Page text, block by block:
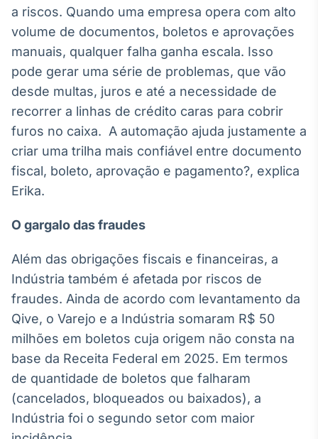
Broadcast
Conteúdos e
dados para
displays e telas
Broadcast
Curadoria
Curadoria de
conteúdos
Soluções de
Tecnologia
Radar
Monitoramento
notícias e
conteúdos
Broadcast
Fundos
A melhor
plataforma para
de investimento
a riscos. Quando uma empresa opera com alto
volume de documentos, boletos e aprovações
manuais, qualquer falha ganha escala. Isso
pode gerar uma série de problemas, que vão
desde multas, juros e até a necessidade de
recorrer a linhas de crédito caras para cobrir
furos no caixa. A automação ajuda justamente a
criar uma trilha mais confiável entre documento
fiscal, boleto, aprovação e pagamento?, explica
Erika.
O gargalo das fraudes
Além das obrigações fiscais e financeiras, a
Indústria também é afetada por riscos de
fraudes. Ainda de acordo com levantamento da
Qive, o Varejo e a Indústria somaram R$ 50
milhões em boletos cuja origem não consta na
base da Receita Federal em 2025. Em termos
de quantidade de boletos que falharam
(cancelados, bloqueados ou baixados), a
Indústria foi o segundo setor com maior